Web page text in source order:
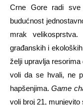
Crne Gore radi
budućnost
mrak
građanskih i
želji upravlja
voli da se hvali, ne
hapšenjima.Game
voli broj 21, munjevito